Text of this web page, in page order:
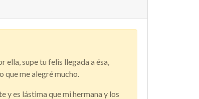
ella, supe tu felis llegada a ésa,
que me alegré mucho.
y es lástima que mi hermana y los